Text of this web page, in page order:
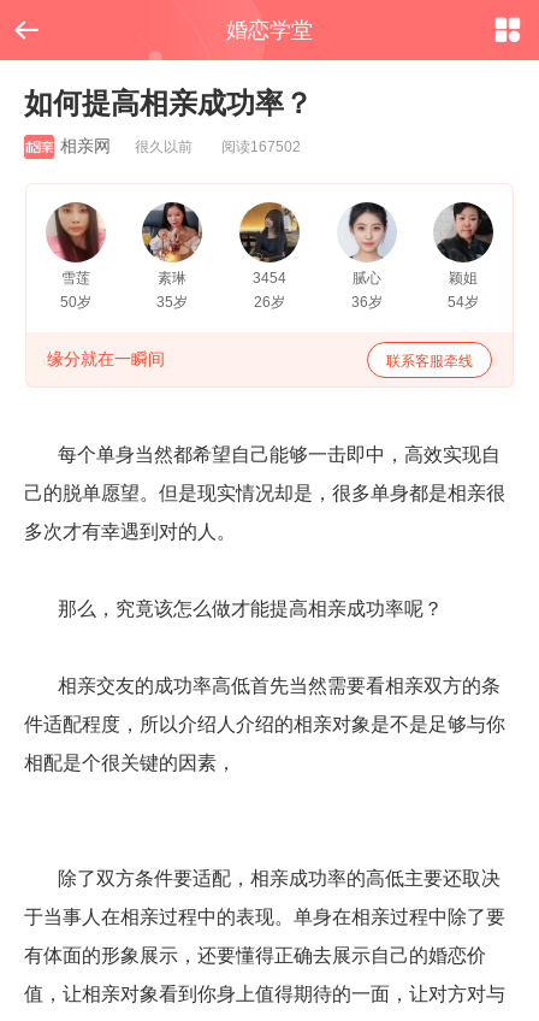
 婚恋学堂
如何提高相亲成功率？
相亲网 很久以前 阅读167502
雪莲
50岁
素琳
35岁
3454
26岁
腻心
36岁
颖姐
54岁
缘分就在一瞬间 联系客服牵线
每个单身当然都希望自己能够一击即中，高效实现自
己的脱单愿望。但是现实情况却是，很多单身都是相亲很
多次才有幸遇到对的人。
那么，究竟该怎么做才能提高相亲成功率呢？
相亲交友的成功率高低首先当然需要看相亲双方的条
件适配程度，所以介绍人介绍的相亲对象是不是足够与你
相配是个很关键的因素，
除了双方条件要适配，相亲成功率的高低主要还取决
于当事人在相亲过程中的表现。单身在相亲过程中除了要
有体面的形象展示，还要懂得正确去展示自己的婚恋价
值，让相亲对象看到你身上值得期待的一面，让对方对与
